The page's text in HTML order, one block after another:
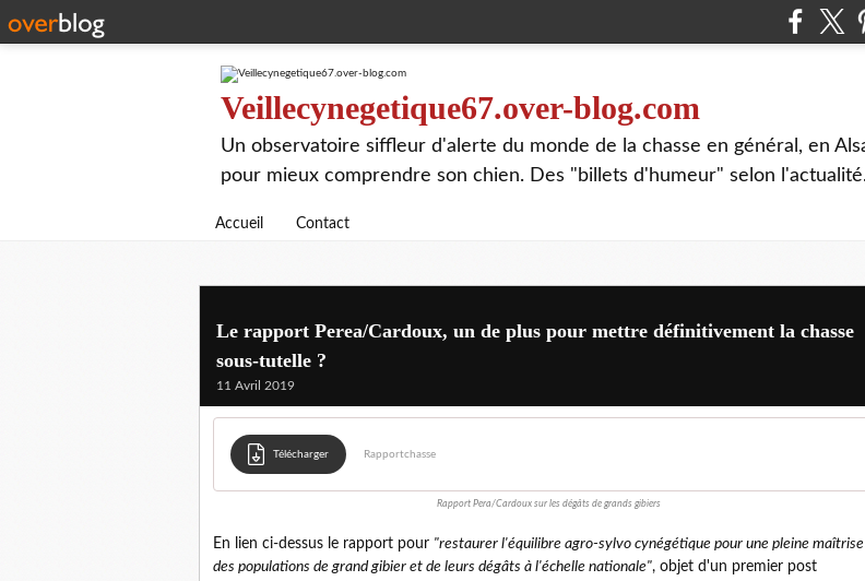
Veillecynegetique67.over-blog.com
Un observatoire siffleur d'alerte du monde de la chasse en général, en
pour mieux comprendre son chien. Des "billets d'humeur" selon
Accueil Contact
Le rapport Perea/Cardoux, un de plus pour mettre définitivement la chasse
sous-tutelle ?
11 Avril 2019
Télécharger Rapportchasse
Rapport Pera/Cardoux sur les dégâts de grands gibiers
En lien ci-dessus le rapport pour "restaurer l'équilibre agro-sylvo cynégétique pour une pleine maîtrise
des populations de grand gibier et de leurs dégâts à l'échelle nationale", objet d'un premier post